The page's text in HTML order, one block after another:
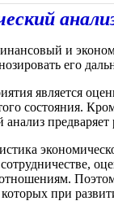
и
его
является
состояния.
предваряет
при